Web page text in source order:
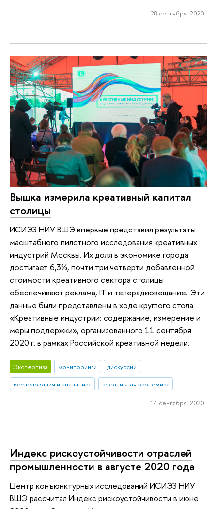
28 сентября 2020
Вышка измерила креативный капитал
столицы
ИСИЭЗ НИУ ВШЭ впервые представил результаты
масштабного пилотного исследования креативных
индустрий Москвы. Их доля в экономике города
достигает 6,3%, почти три четверти добавленной
стоимости креативного сектора столицы
обеспечивают реклама, IT и телерадиовещание. Эти
данные были представлены в ходе круглого стола
«Креативные индустрии: содержание, измерение и
меры поддержки», организованного 11 сентября
2020 г. в рамках Российской креативной недели.
Экспертиза мониторинги
дискуссии
исследования и аналитика
креативная экономика
14 сентября 2020
Индекс рискоустойчивости отраслей
промышленности в августе 2020 года
Центр конъюнктурных исследований ИСИЭЗ НИУ
ВШЭ рассчитал Индекс рискоустойчивости в июне